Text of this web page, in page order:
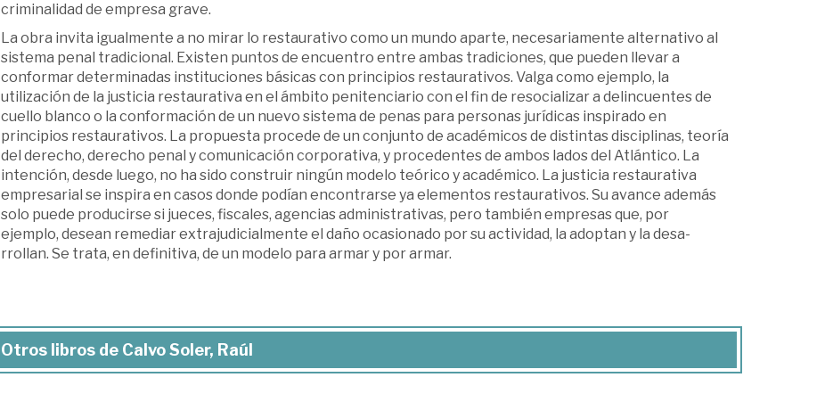
criminalidad de empresa grave.
La obra invita igualmente a no mirar lo restaurativo como un mundo aparte, necesariamente alternativo al
sistema penal tradicional. Existen puntos de encuentro entre ambas tradiciones, que pueden llevar a
conformar determinadas instituciones básicas con princi­pios restaurativos. Valga como ejemplo, la
utilización de la justicia restaurativa en el ámbito penitenciario con el fin de resocializar a delin­cuentes de
cuello blanco o la conformación de un nuevo sistema de penas para personas jurídicas inspirado en
principios restaurativos. La propuesta procede de un conjunto de académicos de distintas disciplinas, teoría
del derecho, derecho penal y comunicación cor­porativa, y procedentes de ambos lados del Atlántico. La
intención, desde luego, no ha sido construir ningún modelo teórico y acadé­mico. La justicia restaurativa
empresarial se inspira en casos donde podían encontrarse ya elementos restaurativos. Su avance además
solo puede producirse si jueces, fiscales, agencias administrativas, pero también empresas que, por
ejemplo, desean remediar extrajudicialmente el daño ocasionado por su actividad, la adoptan y la desa­
rrollan. Se trata, en definitiva, de un modelo para armar y por armar.
Otros libros de Calvo Soler, Raúl